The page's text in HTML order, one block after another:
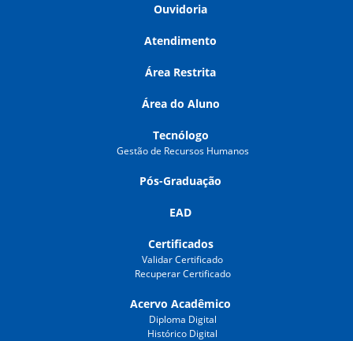
Ouvidoria
Atendimento
Área Restrita
Área do Aluno
Tecnólogo
Gestão de Recursos Humanos
Pós-Graduação
EAD
Certificados
Validar Certificado
Recuperar Certificado
Acervo Acadêmico
Diploma Digital
Histórico Digital